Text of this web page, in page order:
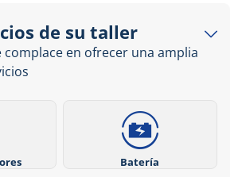
de su taller
en ofrecer una amplia
Batería